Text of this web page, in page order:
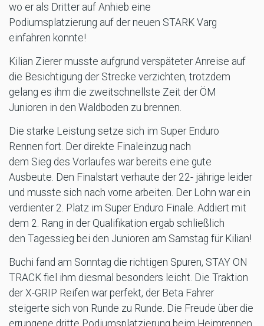
wo er als Dritter auf Anhieb eine
Podiumsplatzierung auf der neuen STARK Varg
einfahren konnte!
Kilian Zierer musste aufgrund verspäteter Anreise auf
die Besichtigung der Strecke verzichten, trotzdem
gelang es ihm die zweitschnellste Zeit der ÖM
Junioren in den Waldboden zu brennen.
Die starke Leistung setze sich im Super Enduro
Rennen fort. Der direkte Finaleinzug nach
dem Sieg des Vorlaufes war bereits eine gute
Ausbeute. Den Finalstart verhaute der 22- jährige leider
und musste sich nach vorne arbeiten. Der Lohn war ein
verdienter 2. Platz im Super Enduro Finale. Addiert mit
dem 2. Rang in der Qualifikation ergab schließlich
den Tagessieg bei den Junioren am Samstag für Kilian!
Buchi fand am Sonntag die richtigen Spuren, STAY ON
TRACK fiel ihm diesmal besonders leicht. Die Traktion
der X-GRIP Reifen war perfekt, der Beta Fahrer
steigerte sich von Runde zu Runde. Die Freude über die
errungene dritte Podiumsplatzierung beim Heimrennen